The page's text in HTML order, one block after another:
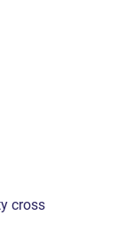
cross